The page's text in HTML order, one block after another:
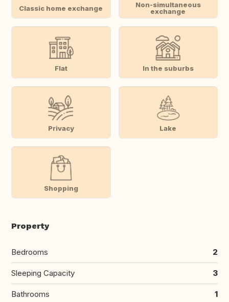
Classic home exchange
Non-simultaneous
exchange
Flat In the suburbs
Privacy Lake
Shopping
Property
Bedrooms 2
Sleeping Capacity 3
Bathrooms 1